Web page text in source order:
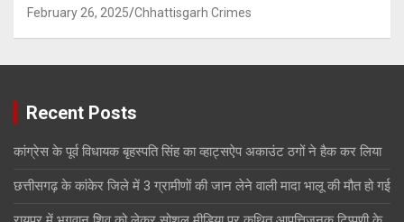
February 26, 2025 Chhattisgarh Crimes
Recent Posts
कांग्रेस के पूर्व विधायक बृहस्पति सिंह का व्हाट्सऐप अकाउंट ठगों ने हैक कर लिया
छत्तीसगढ़ के कांकेर जिले में 3 ग्रामीणों की जान लेने वाली मादा भालू की मौत हो गई